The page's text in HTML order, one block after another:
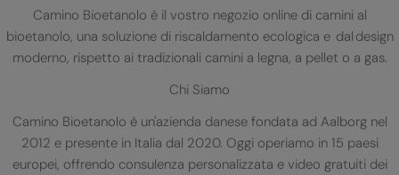
Camino Bioetanolo è il vostro negozio online di camini al
bioetanolo, una soluzione di riscaldamento ecologica e dal design
moderno, rispetto ai tradizionali camini a legna, a pellet o a gas.
Chi Siamo
Camino Bioetanolo è un'azienda danese fondata ad Aalborg nel
2012 e presente in Italia dal 2020. Oggi operiamo in 15 paesi
europei, offrendo consulenza personalizzata e video gratuiti dei